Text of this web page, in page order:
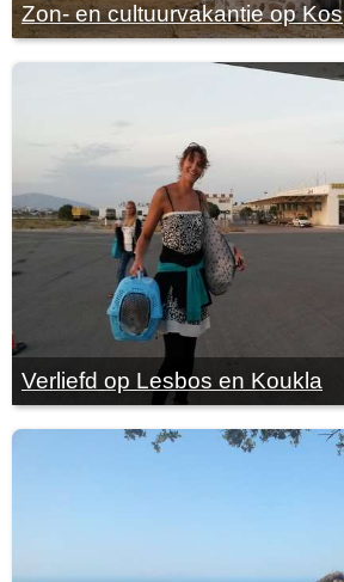
Zon- en cultuurvakantie op Kos
Verliefd op Lesbos en Koukla